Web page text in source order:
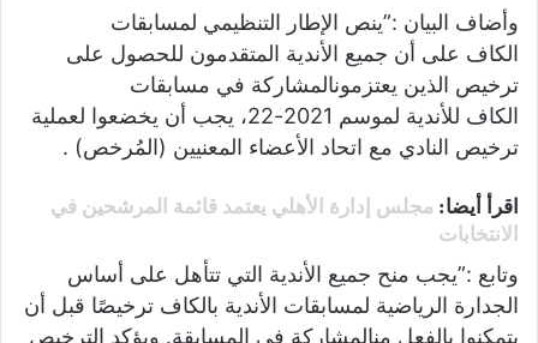
وأضاف البيان :”ينص الإطار التنظيمي لمسابقات
الكاف على أن جميع الأندية المتقدمون للحصول على
ترخيص الذين يعتزمونالمشاركة في مسابقات
الكاف للأندية لموسم ، يجب أن يخضعوا لعملية
ترخيص النادي مع اتحاد الأعضاء المعنيين (المُرخص) .
اقرأ أيضا: مجلس إدارة الأهلي يعتمد قائمة المرشحين في
الانتخابات
وتابع :”يجب منح جميع الأندية التي تتأهل على أساس
الجدارة الرياضية لمسابقات الأندية بالكاف ترخيصًا قبل أن
يتمكنوا بالفعل منالمشاركة في المسابقة. ويؤكد الترخيص